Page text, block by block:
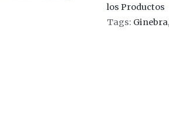
los Productos
Tags: Ginebra